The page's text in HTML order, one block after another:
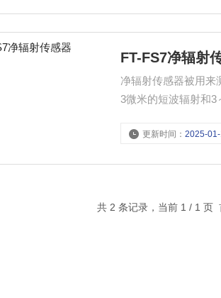
FT-FS7净辐射
净辐射传感器被用来
3微米的短波辐射和
更新时间：2025-
共 2 条记录，当前 1 / 1